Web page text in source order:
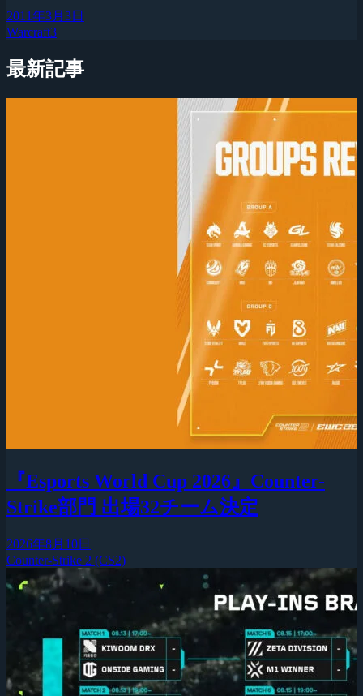
2011年3月3日
Warcraft3
最新記事
『Esports World Cup 2026』Counter-
Strike部門 出場32チーム決定
2026年8月10日
Counter-Strike 2 (CS2)